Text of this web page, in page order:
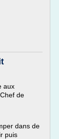
aux
de
dans de
puis